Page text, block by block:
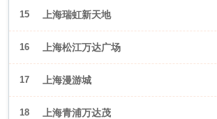
15 上海瑞虹新天地
16 上海松江万达广场
17 上海漫游城
18 上海青浦万达茂